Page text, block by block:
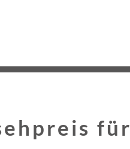
für